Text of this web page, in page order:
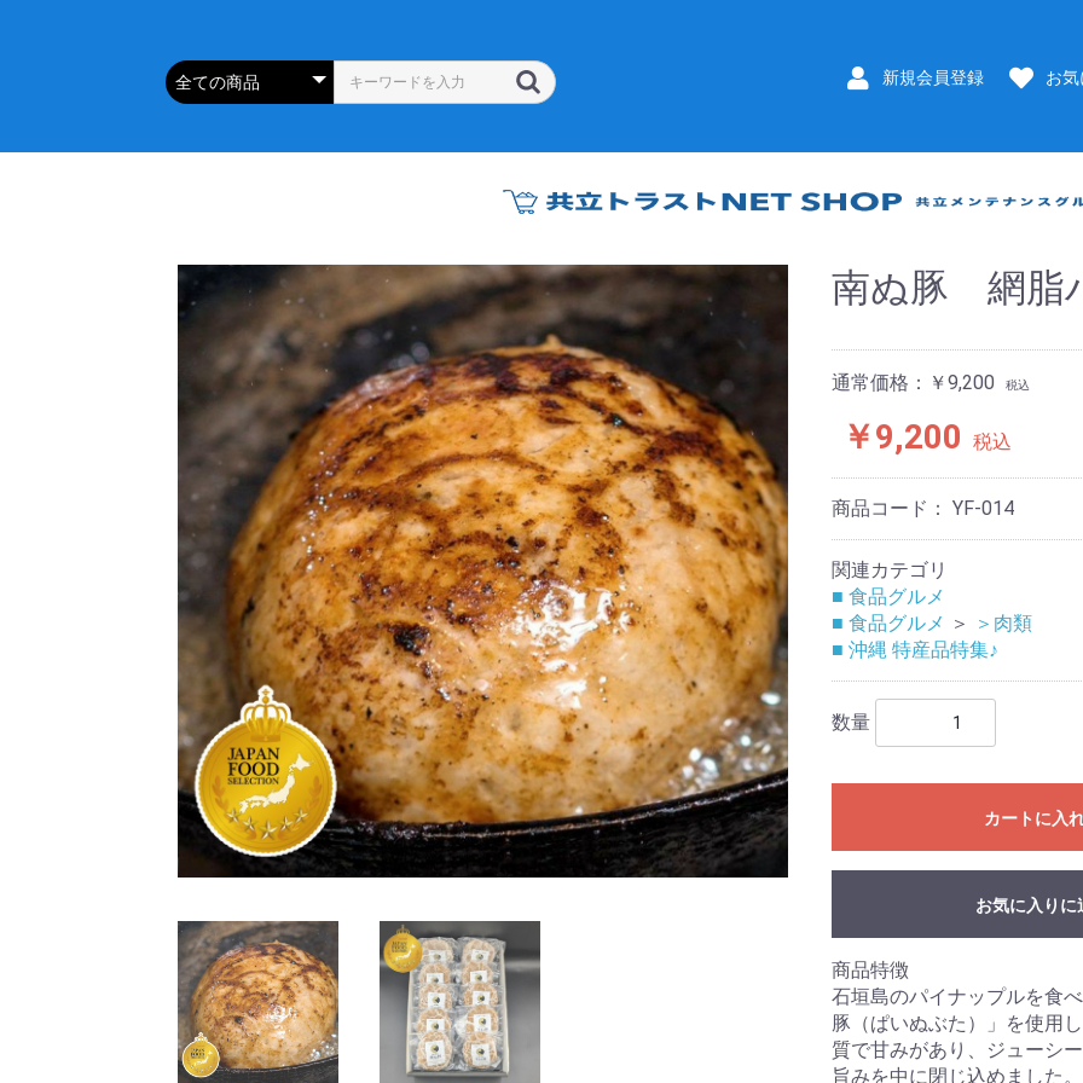
新規会員登録 お
南ぬ豚 網脂
通常価格：￥9,200 税込
￥9,200 税込
商品コード： YF-014
関連カテゴリ
■ 食品グルメ
■ 食品グルメ ＞
＞肉類
■ 沖縄 特産品特集♪
数量
カートに入
お気に入りに
商品特徴
石垣島のパイナップルを食
豚（ぱいぬぶた）」を使用
質で甘みがあり、ジューシ
旨みを中に閉じ込めました